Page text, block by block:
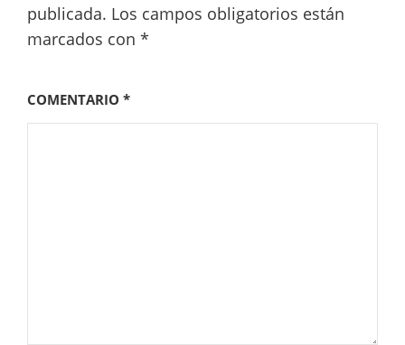
publicada. Los campos obligatorios están
marcados con *
COMENTARIO *